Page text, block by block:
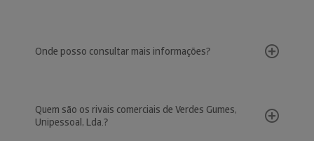
Onde posso consultar mais informações?
Quem são os rivais comerciais de Verdes Gumes,
Unipessoal, Lda.?